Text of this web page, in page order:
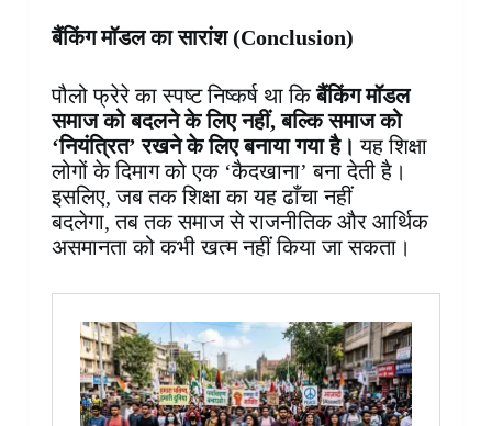
बैंकिंग मॉडल का सारांश (Conclusion)
पौलो फ्रेरे का स्पष्ट निष्कर्ष था किबैंकिंग मॉडल
समाज को बदलने के लिए नहीं, बल्कि समाज को
‘नियंत्रित’ रखने के लिए बनाया गया है। यह शिक्षा
लोगों के दिमाग को एक ‘कैदखाना’ बना देती है।
इसलिए, जब तक शिक्षा का यह ढाँचा नहीं
बदलेगा, तब तक समाज से राजनीतिक और आर्थिक
असमानता को कभी खत्म नहीं किया जा सकता।